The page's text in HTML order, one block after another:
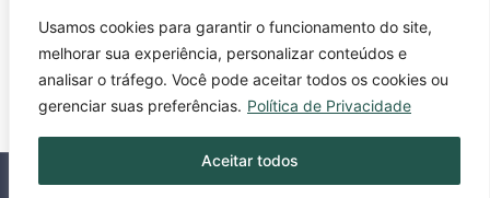
Usamos cookies para garantir o funcionamento do site,
melhorar sua experiência, personalizar conteúdos e
analisar o tráfego. Você pode aceitar todos os cookies ou
gerenciar suas preferências. Política de Privacidade
Aceitar todos